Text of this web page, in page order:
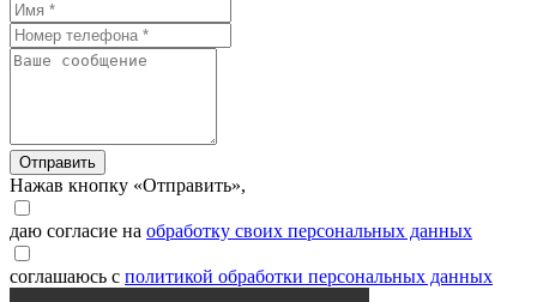
Отправить
Нажав кнопку «Отправить»,
даю согласие на обработку своих персональных данных
соглашаюсь с политикой обработки персональных данных